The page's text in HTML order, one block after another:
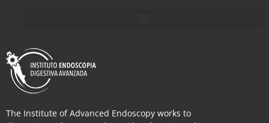
The Institute of Advanced Endoscopy works to